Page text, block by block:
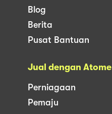
Blog
Berita
Pusat Bantuan
Jual dengan Atome
Perniagaan
Pemaju